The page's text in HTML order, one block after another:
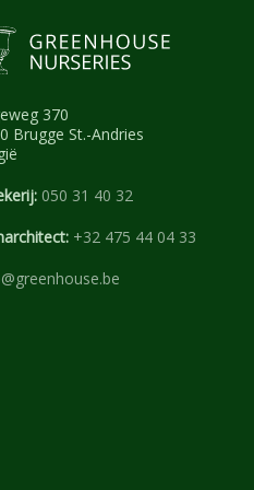
370
Brugge St.-Andries
050 31 40 32
+32 475 44 04 33